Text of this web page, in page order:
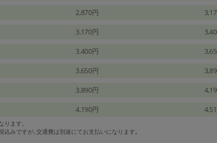
2,870円
3,170円
3,400円
3,650円
3,890円
4,190円
ます。
込みですが､交通費は別途にてお支払いになります｡